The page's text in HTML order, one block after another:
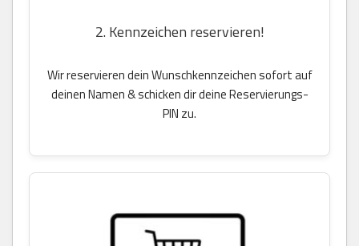
2. Kennzeichen reservieren!
Wir reservieren dein Wunschkennzeichen sofort auf
deinen Namen & schicken dir deine Reservierungs-
PIN zu.